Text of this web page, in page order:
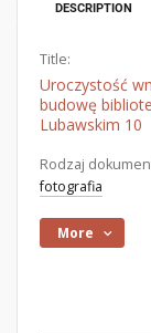
DESCRIPTION
Title:
Uroczystość
budowę
Lubawskim 10
Rodzaj
fotografia
More